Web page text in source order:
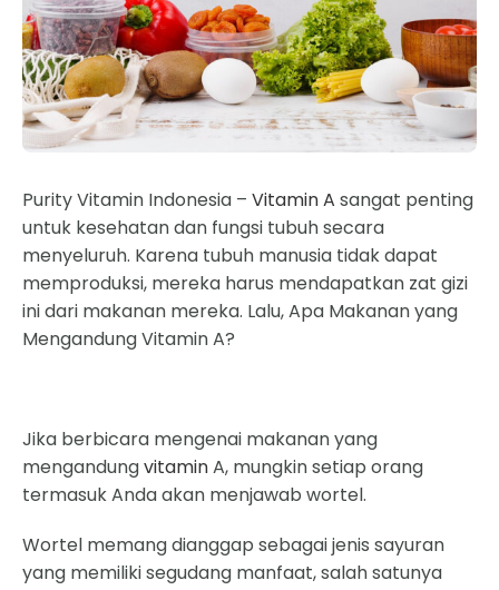
Purity Vitamin Indonesia – Vitamin A sangat penting
untuk kesehatan dan fungsi tubuh secara
menyeluruh. Karena tubuh manusia tidak dapat
memproduksi, mereka harus mendapatkan zat gizi
ini dari makanan mereka. Lalu, Apa Makanan yang
Mengandung Vitamin A?
Jika berbicara mengenai makanan yang
mengandungvitaminA, mungkin setiap orang
termasuk Anda akan menjawab wortel.
Wortel memang dianggap sebagai jenis sayuran
yang memiliki segudang manfaat, salah satunya